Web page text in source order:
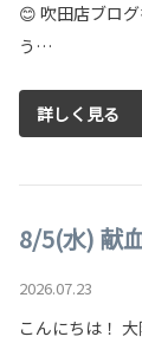
😊 吹田店ブロ
う…
詳しく見る
8/5(水) 献
2026.07.23
こんにちは！